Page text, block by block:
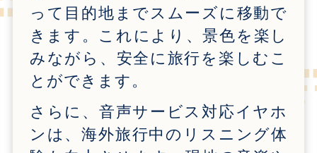
って目的地までスムーズに移動で
きます。これにより、景色を楽し
みながら、安全に旅行を楽しむこ
とができます。
さらに、音声サービス対応イヤホ
ンは、海外旅行中のリスニング体